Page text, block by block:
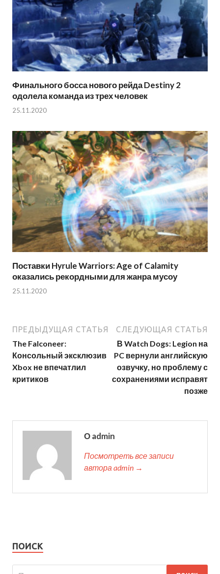
Финального босса нового рейда Destiny 2
одолела команда из трех человек
25.11.2020
Поставки Hyrule Warriors: Age of Calamity
оказались рекордными для жанра мусоу
25.11.2020
ПРЕДЫДУЩАЯ СТАТЬЯ
The Falconeer:
Консольный эксклюзив
Xbox не впечатлил
критиков
СЛЕДУЮЩАЯ СТАТЬЯ
В Watch Dogs: Legion на
PC вернули английскую
озвучку, но проблему с
сохранениями исправят
позже
О admin
Посмотреть все записи
автора admin →
ПОИСК